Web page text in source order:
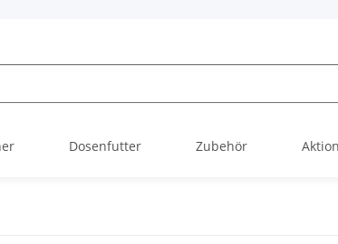
Dosenfutter Zubehör